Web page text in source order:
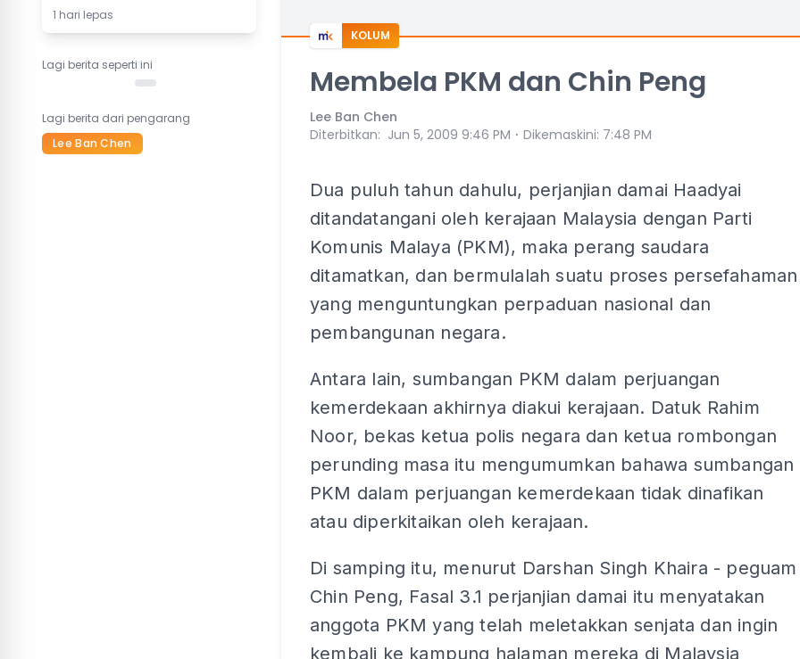
1 hari lepas
Lagi berita seperti ini
Lagi berita dari pengarang
Lee Ban Chen
KOLUM
Membela PKM dan Chin Peng
Lee Ban Chen
Diterbitkan: Jun 5, 2009 9:46 PM ⋅ Dikemaskini: 7:48 PM
Dua puluh tahun dahulu, perjanjian damai Haadyai
ditandatangani oleh kerajaan Malaysia dengan Parti
Komunis Malaya (PKM), maka perang saudara
ditamatkan, dan bermulalah suatu proses persefahaman
yang menguntungkan perpaduan nasional dan
pembangunan negara.
Antara lain, sumbangan PKM dalam perjuangan
kemerdekaan akhirnya diakui kerajaan. Datuk Rahim
Noor, bekas ketua polis negara dan ketua rombongan
perunding masa itu mengumumkan bahawa sumbangan
PKM dalam perjuangan kemerdekaan tidak dinafikan
atau diperkitaikan oleh kerajaan.
Di samping itu, menurut Darshan Singh Khaira - peguam
Chin Peng, Fasal 3.1 perjanjian damai itu menyatakan
anggota PKM yang telah meletakkan senjata dan ingin
kembali ke kampung halaman mereka di Malaysia